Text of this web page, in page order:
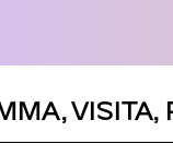
,VISITA,